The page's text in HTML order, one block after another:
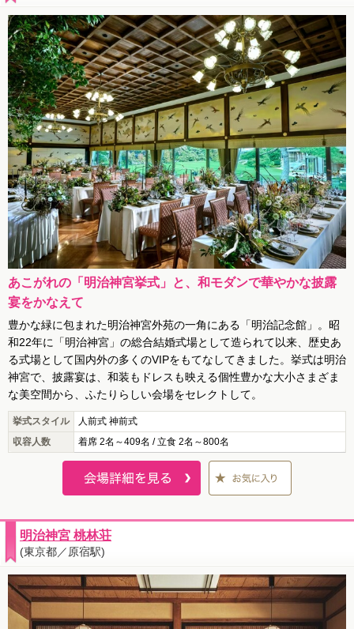
あこがれの「明治神宮挙式」と、和モダンで華やかな披露
宴をかなえて
豊かな緑に包まれた明治神宮外苑の一角にある「明治記念館」。昭
和22年に「明治神宮」の総合結婚式場として造られて以来、歴史あ
る式場として国内外の多くのVIPをもてなしてきました。挙式は明治
神宮で、披露宴は、和装もドレスも映える個性豊かな大小さまざま
な美空間から、ふたりらしい会場をセレクトして。
挙式スタイル
人前式 神前式
収容人数
着席 2名～409名 / 立食 2名～800名
明治神宮 桃林荘
(東京都／原宿駅)